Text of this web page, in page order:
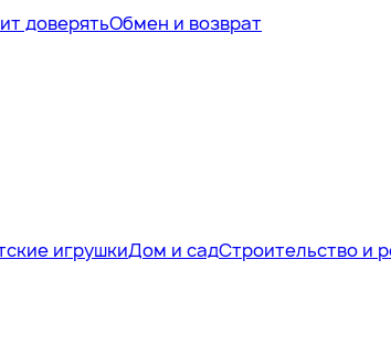
доверятьОбмен и возврат
игрушкиДом и садСтроительство и